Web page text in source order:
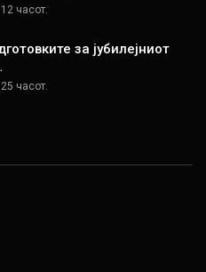
часот.
за јубилејниот
часот.